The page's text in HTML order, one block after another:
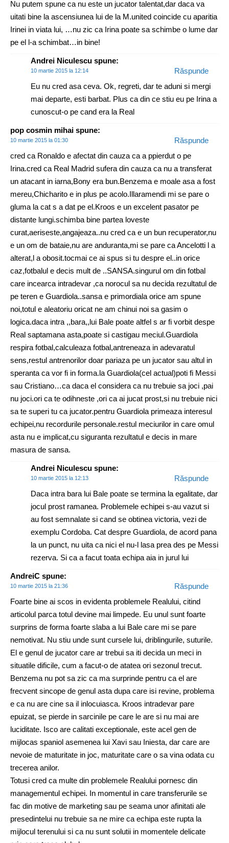
Nu putem spune ca nu este un jucator talentat,dar daca va
uitati bine la ascensiunea lui de la M.united coincide cu aparitia
Irinei in viata lui, …nu zic ca Irina poate sa schimbe o lume dar
pe el l-a schimbat…in bine!
Andrei Niculescu spune:
10 martie 2015 la 12:14
Eu nu cred asa ceva. Ok, regreti, dar te aduni si mergi
mai departe, esti barbat. Plus ca din ce stiu eu pe Irina a
cunoscut-o pe cand era la Real
Răspunde
pop cosmin mihai spune:
10 martie 2015 la 01:30
cred ca Ronaldo e afectat din cauza ca a ppierdut o pe
Irina.cred ca Real Madrid sufera din cauza ca nu a transferat
un atacant in iarna,Bony era bun.Benzema e moale asa a fost
mereu,Chicharito e in plus pe acolo.Illaramendi mi se pare o
gluma la cat s a dat pe el.Kroos e un excelent pasator pe
distante lungi.schimba bine partea loveste
curat,aeriseste,angajeaza..nu cred ca e un bun recuperator,nu
e un om de bataie,nu are anduranta,mi se pare ca Ancelotti l a
alterat,l a obosit.tocmai ce ai spus si tu despre el..in orice
caz,fotbalul e decis mult de ..SANSA.singurul om din fotbal
care incearca intradevar ,ca norocul sa nu decida rezultatul de
pe teren e Guardiola..sansa e primordiala orice am spune
noi,totul e aleatoriu oricat ne am chinui noi sa gasim o
logica.daca intra ,,bara,,lui Bale poate altfel s ar fi vorbit despe
Real saptamana asta,poate si castigau meciul.Guardiola
respira fotbal,calculeaza fotbal,antreneaza in adevaratul
sens,restul antrenorilor doar pariaza pe un jucator sau altul in
speranta ca vor fi in forma.la Guardiola(cel actual)poti fi Messi
sau Cristiano…ca daca el considera ca nu trebuie sa joci ,pai
nu joci.ori ca te odihneste ,ori ca ai jucat prost,si nu trebuie nici
sa te superi tu ca jucator.pentru Guardiola primeaza interesul
echipei,nu recordurile personale.restul meciurilor in care omul
asta nu e implicat,cu siguranta rezultatul e decis in mare
masura de sansa.
Răspunde
Andrei Niculescu spune:
10 martie 2015 la 12:13
Daca intra bara lui Bale poate se termina la egalitate, dar
jocul prost ramanea. Problemele echipei s-au vazut si
au fost semnalate si cand se obtinea victoria, vezi de
exemplu Cordoba. Cat despre Guardiola, de acord pana
la un punct, nu uita ca nici el nu-l lasa prea des pe Messi
rezerva. Si ca a facut toata echipa aia in jurul lui
Răspunde
AndreiC spune:
10 martie 2015 la 21:36
Foarte bine ai scos in evidenta problemele Realului, citind
articolul parca totul devine mai limpede. Eu unul sunt foarte
surprins de forma foarte slaba a lui Bale care mi se pare
nemotivat. Nu stiu unde sunt cursele lui, driblingurile, suturile.
El e genul de jucator care ar trebui sa iti decida un meci in
situatile dificile, cum a facut-o de atatea ori sezonul trecut.
Benzema nu pot sa zic ca ma surprinde pentru ca el are
frecvent sincope de genul asta dupa care isi revine, problema
e ca nu are cine sa il inlocuiasca. Kroos intradevar pare
epuizat, se pierde in sarcinile pe care le are si nu mai are
luciditate. Isco are calitati exceptionale, este acel gen de
mijlocas spaniol asemenea lui Xavi sau Iniesta, dar care are
nevoie de maturitate in joc, maturitate care o sa vina odata cu
trecerea anilor.
Totusi cred ca multe din problemele Realului pornesc din
managementul echipei. In momentul in care transferurile se
fac din motive de marketing sau pe seama unor afinitati ale
presedintelui nu trebuie sa ne mire ca echipa este rupta la
mijlocul terenului si ca nu sunt solutii in momentele delicate
Răspunde